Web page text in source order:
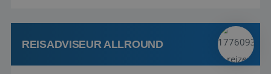
kwaliteitsbewaking van alles wat met IATA te m...
REISADVISEUR ALLROUND